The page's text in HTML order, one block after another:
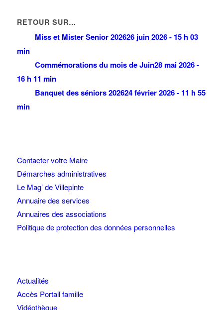
RETOUR SUR…
Miss et Mister Senior 202626 juin 2026 - 15 h 03
min
Commémorations du mois de Juin28 mai 2026 -
16 h 11 min
Banquet des séniors 202624 février 2026 - 11 h 55
min
Contacter votre Maire
Démarches administratives
Le Mag’ de Villepinte
Annuaire des services
Annuaires des associations
Politique de protection des données personnelles
Actualités
Accès Portail famille
Vidéothèque